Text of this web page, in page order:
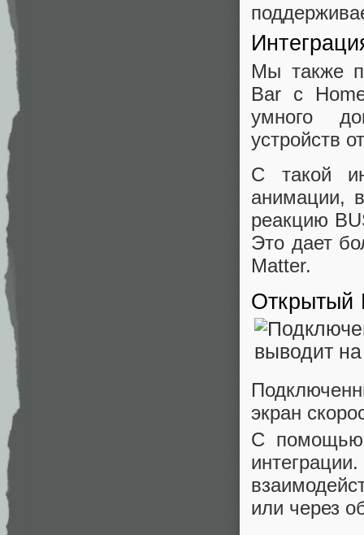
Мы также
Bar с
умного
устройств
С такой
анимации,
реакцию
Это дает
Matter.
Открытый
экран
С помощью
или через